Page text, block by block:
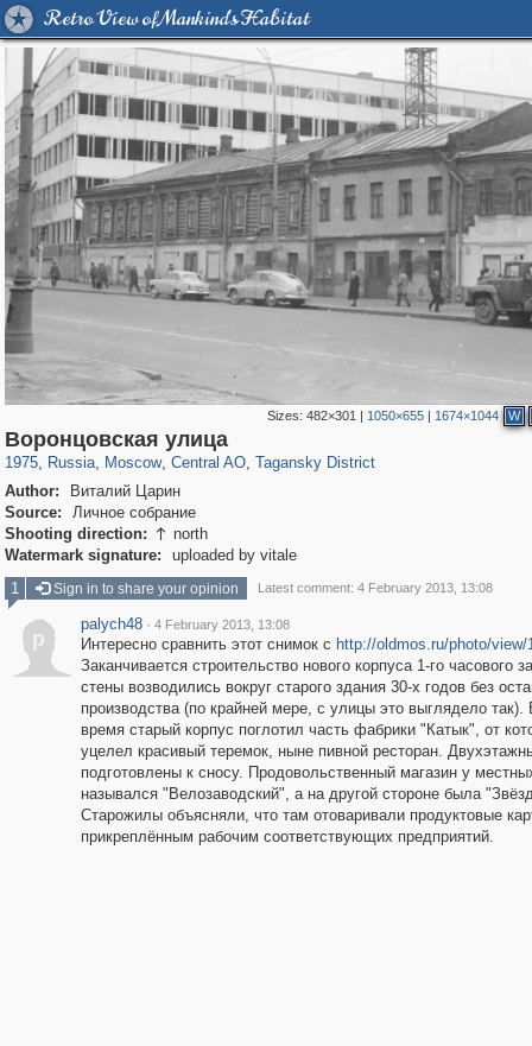
Retro View of Mankind's Habitat
Sizes: 482×301 | 1050×655| 1674×1044 W
Воронцовская улица
1975, Russia
1,406,930 29,248
, Moscow
319,861 8,286
, Central AO
160,009 5,916
, Tagansky District
Author:
Виталий Царин
Source:
Личное собрание
Shooting direction:  north
Watermark signature:
uploaded by vitale
1
Sign in to share your opinion Latest comment: 4 February 2013, 13:08
p
palych48 · 4 February 2013, 13:08
Интересно сравнить этот снимок с http://oldmos.ru/photo/view/
Заканчивается строительство нового корпуса 1-го часового
стены возводились вокруг старого здания 30-х годов без
производства (по крайней мере, с улицы это выглядело так).
время старый корпус поглотил часть фабрики "Катык", от
уцелел красивый теремок, ныне пивной ресторан.
подготовлены к сносу. Продовольственный магазин у
назывался "Велозаводский", а на другой стороне была
Старожилы объясняли, что там отоваривали продуктовые
прикреплённым рабочим соответствующих предприятий.